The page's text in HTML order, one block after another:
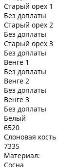
Старый орех 1
Без доплаты
Старый орех 2
Без доплаты
Старый орех 3
Без доплаты
Венге 1
Без доплаты
Венге 2
Без доплаты
Венге 3
Без доплаты
Белый
6520
Слоновая кость
7335
Материал:
Сосна